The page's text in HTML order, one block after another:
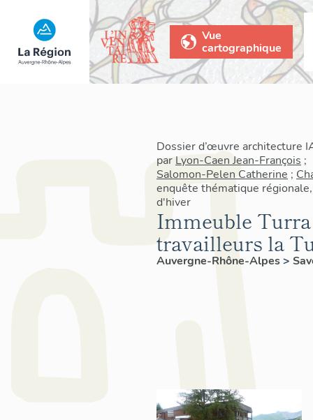
Vue
cartographique
Dossier d’œuvre architecture
par Lyon-Caen Jean-François ;
Salomon-Pelen Catherine ;
enquête thématique
d'hiver
Immeuble Turra
travailleurs la
Auvergne-Rhône-Alpes>